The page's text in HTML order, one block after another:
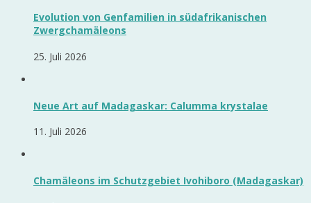
Evolution von Genfamilien in südafrikanischen
Zwergchamäleons
25. Juli 2026
Neue Art auf Madagaskar: Calumma krystalae
11. Juli 2026
Chamäleons im Schutzgebiet Ivohiboro (Madagaskar)